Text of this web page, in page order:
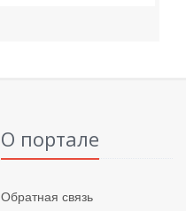
О портале
Обратная связь